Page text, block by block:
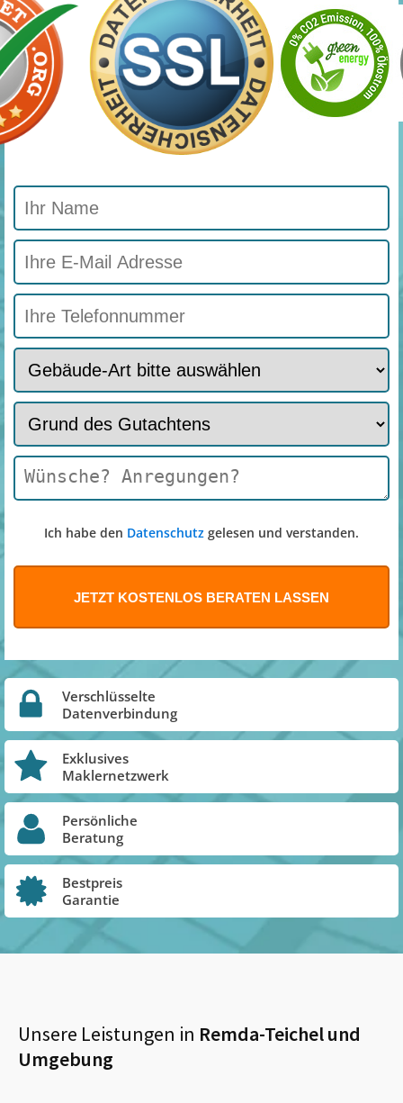
Ich habe den Datenschutz gelesen und verstanden.
Verschlüsselte
Datenverbindung
Exklusives
Maklernetzwerk
Persönliche
Beratung
Bestpreis
Garantie
Unsere Leistungen in Remda-Teichelund
Umgebung